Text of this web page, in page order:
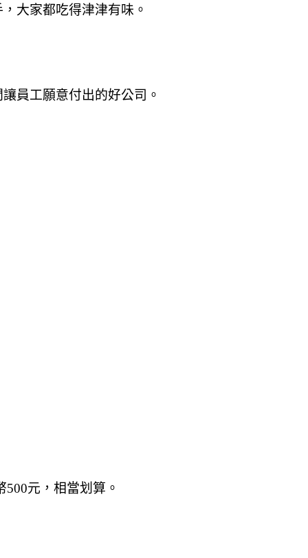
，大家都吃得津津有味。
員工願意付出的好公司。
500元 ，相當划算。